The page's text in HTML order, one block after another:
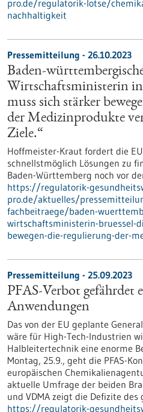
pro.de/regulatorik-lotse/
nachhaltigkeit
Pressemitteilung - 26.10.2023
Baden-
Wirtschaftsministerin
muss sich stärker
der Medizinprodukte
Ziele.“
Hoffmeister-Kraut fordert die
schnellstmöglich Lösungen zu
Baden-Württemberg noch vor
https://regulatorik-
pro.de/aktuelles/
fachbeitraege/baden-
wirtschaftsministerin-bruessel-
bewegen-die-regulierung-der-
Pressemitteilung - 25.09.2023
PFAS-Verbot gefährdet
Anwendungen
Das von der EU geplante
wäre für High-Tech-Industrien
Halbleitertechnik eine enorme
Montag, 25.9., geht die PFAS-
europäischen
aktuelle Umfrage der beiden
und VDMA zeigt die Defizite des
https://regulatorik-